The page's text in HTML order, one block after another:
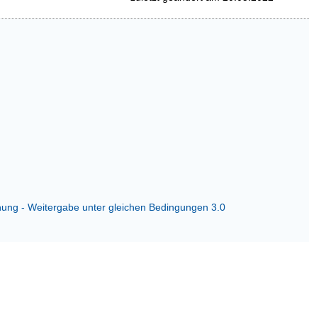
- Weitergabe unter gleichen Bedingungen 3.0